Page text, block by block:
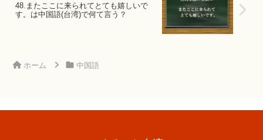
48.またここに来られてとても嬉しいで
す。は中国語(台湾)で何て言う？
ホーム 中国語